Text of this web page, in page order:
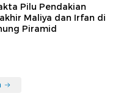
Pilu Pendakian
Maliya dan Irfan di
Piramid